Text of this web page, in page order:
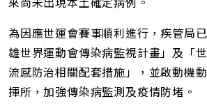
為因應世運會賽事順利進行，疾管局
雄世界運動會傳染病監視計畫」及「
流感防治相關配套措施」，並啟動機
揮所，加強傳染病監測及疫情防堵。